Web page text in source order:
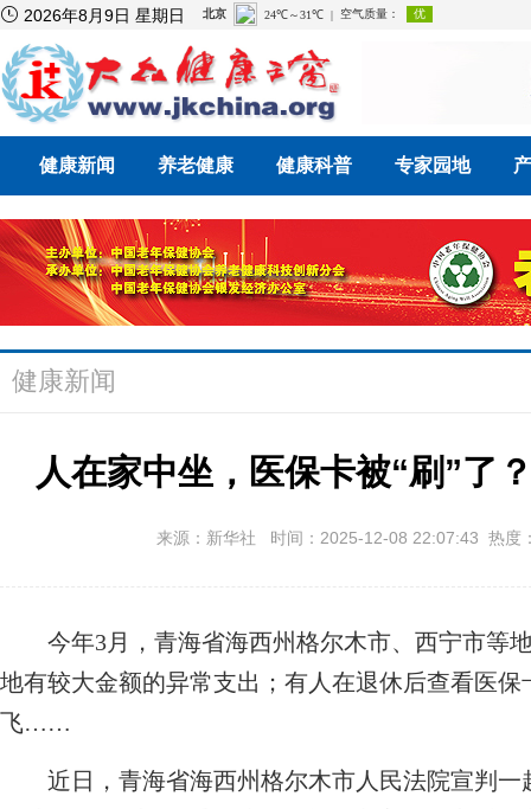
 2026年8月9日 星期日
健康新闻 养老健康 健康科普 专家园地
健康新闻
人在家中坐，医保卡被“刷”了
来源：新华社 时间：2025-12-08 22:07:43 热度
今年3月，青海省海西州格尔木市、西宁市等
地有较大金额的异常支出；有人在退休后查看医
飞……
近日，青海省海西州格尔木市人民法院宣判一